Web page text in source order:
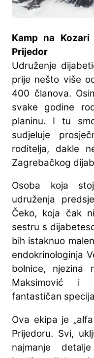
Kamp na
Prijedor
Udruženje
prije nešto više
400 članova.
svake godine
planinu. I tu
sudjeluje
roditelja, dakle
Zagrebačkog
Osoba koja
udruženja
Čeko, koja čak
sestru s
bih istaknuo
endokrinologinja
bolnice, njezina
Maksimović i
fantastičan
Ova ekipa je
Prijedoru. Svi,
najmanje